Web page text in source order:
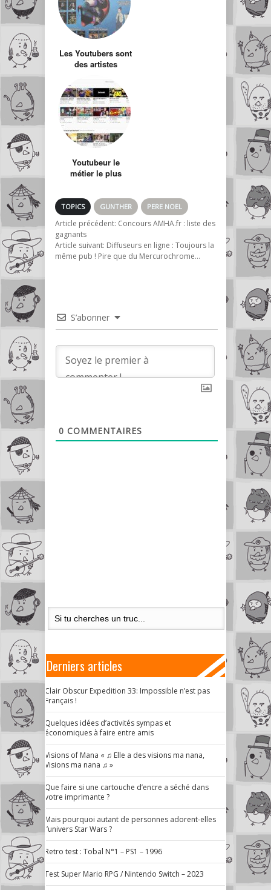
Les Youtubers sont
des artistes
Youtubeur le
métier le plus
TOPICS GUNTHER PERE NOEL
Article précédent: Concours AMHA.fr : liste des
gagnants
Article suivant: Diffuseurs en ligne : Toujours la
même pub ! Pire que du Mercurochrome…
S’abonner
0 COMMENTAIRES
Derniers articles
Clair Obscur Expedition 33: Impossible n’est pas
Français !
Quelques idées d’activités sympas et
économiques à faire entre amis
Visions of Mana « ♫ Elle a des visions ma nana,
Visions ma nana ♫ »
Que faire si une cartouche d’encre a séché dans
votre imprimante ?
Mais pourquoi autant de personnes adorent-elles
l’univers Star Wars ?
Retro test : Tobal N°1 – PS1 – 1996
Test Super Mario RPG / Nintendo Switch – 2023